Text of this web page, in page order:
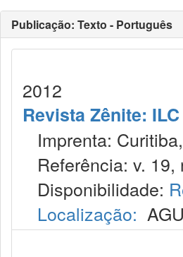
Publicação: Texto - Português
2012
Revista Zênite:
Imprenta:
Referência: v. 19,
Disponibilidade:
Localização: AGU